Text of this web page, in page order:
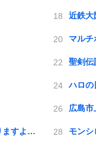
近鉄大
マルチ
聖剣伝
ハロの
広島市
世界が平和でありますように モンシ